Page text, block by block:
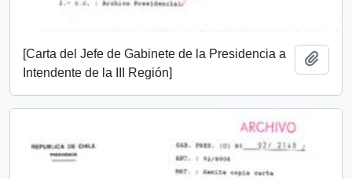
[Carta del Jefe de Gabinete de la Presidencia a
Intendente de la III Región]